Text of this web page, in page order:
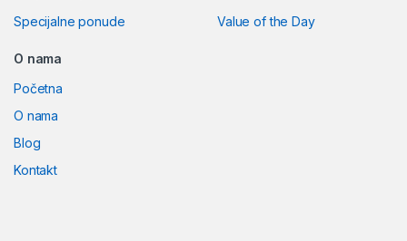
Specijalne ponude
Value of the Day
O nama
Početna
O nama
Blog
Kontakt